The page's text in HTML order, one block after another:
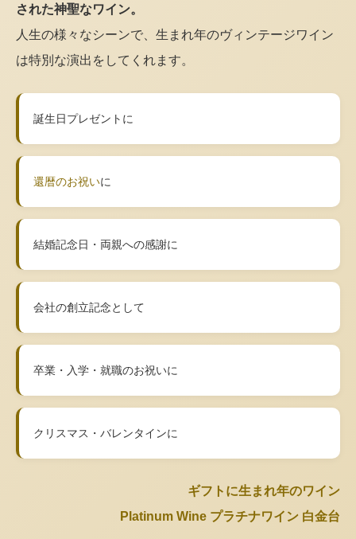
された神聖なワイン。
人生の様々なシーンで、生まれ年のヴィンテージワイン
は特別な演出をしてくれます。
誕生日プレゼントに
還暦のお祝いに
結婚記念日・両親への感謝に
会社の創立記念として
卒業・入学・就職のお祝いに
クリスマス・バレンタインに
ギフトに生まれ年のワイン
Platinum Wine プラチナワイン 白金台